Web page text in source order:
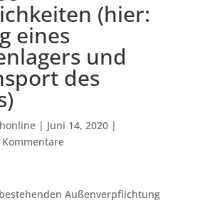
(hier:
eines
und
des
| Juni 14, 2020|
Kommentare
Außenverpflichtung